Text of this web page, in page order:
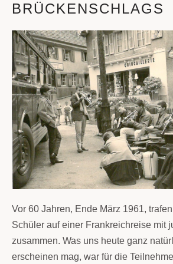
BRÜCKENSCHLAGS
Vor 60 Jahren, Ende März 1961,
Schüler auf einer Frankreichreise mit
zusammen. Was uns heute ganz
erscheinen mag, war für die